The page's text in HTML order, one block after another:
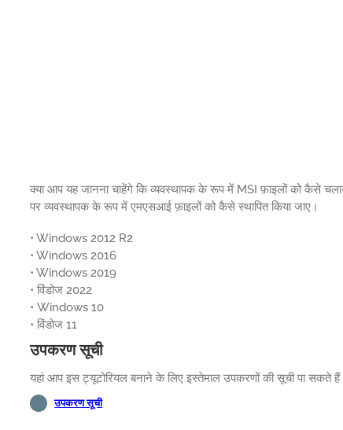
क्या आप यह जानना चाहेंगे कि व्यवस्थापक के रूप में MSI फ़ाइलों को कैसे
पर व्यवस्थापक के रूप में एमएसआई फ़ाइलों को कैसे स्थापित किया जाए।
• Windows 2012 R2
• Windows 2016
• Windows 2019
• विंडोज 2022
• Windows 10
• विंडोज 11
उपकरण सूची
यहां आप इस ट्यूटोरियल बनाने के लिए इस्तेमाल उपकरणों की सूची पा सकते
उपकरण सूची